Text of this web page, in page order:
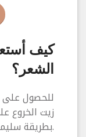
كيف
الشعر؟
للحصول على
زيت الخروع
بطريقة سليمة.